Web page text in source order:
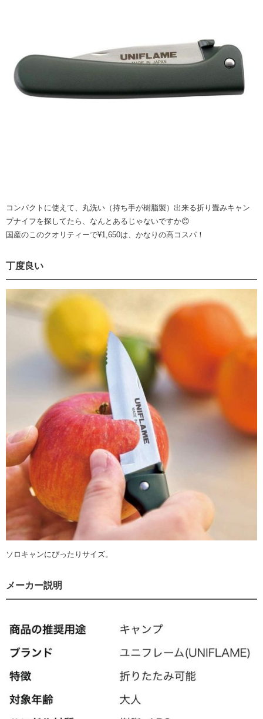
コンパクトに使えて、丸洗い（持ち手が樹脂製）出来る折り畳みキャン
プナイフを探してたら、なんとあるじゃないですか😊
国産のこのクオリティーで¥1,650は、かなりの高コスパ！
丁度良い
ソロキャンにぴったりサイズ。
メーカー説明